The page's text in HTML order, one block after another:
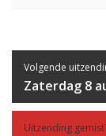
Volgende
Zaterdag 8
Uitzending